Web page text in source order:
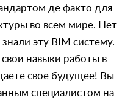
де факто для
во всем мире. Нет
эту BIM систему.
навыки работы в
своё будущее! Вы
специалистом на